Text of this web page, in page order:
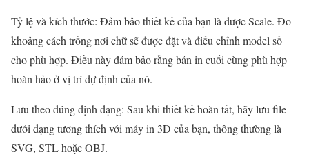
Tỷ lệ và kích thước: Đảm bảo thiết kế của bạn là được Scale. Đo
khoảng cách trống nơi chữ sẽ được đặt và điều chỉnh model số
cho phù hợp. Điều này đảm bảo rằng bản in cuối cùng phù hợp
hoàn hảo ở vị trí dự định của nó.
Lưu theo đúng định dạng: Sau khi thiết kế hoàn tất, hãy lưu file
dưới dạng tương thích với máy in 3D của bạn, thông thường là
SVG, STL hoặc OBJ.